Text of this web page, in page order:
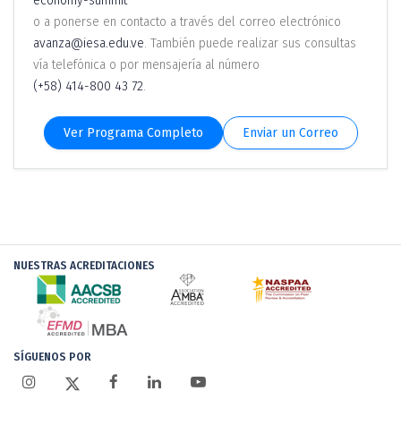
o a ponerse en contacto a través del correo electrónico
avanza@iesa.edu.ve. También puede realizar sus consultas
vía telefónica o por mensajería al número
(+58) 414-800 43 72.
Ver Programa Completo Enviar un Correo
NUESTRAS ACREDITACIONES
SÍGUENOS POR